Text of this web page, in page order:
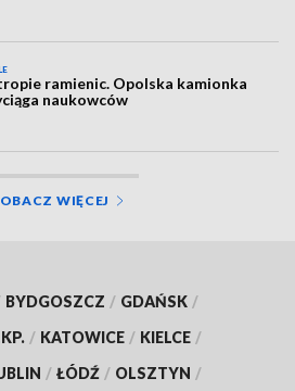
ramienic. Opolska kamionka
naukowców
WIĘCEJ
BYDGOSZCZ / GDAŃSK /
/ KATOWICE / KIELCE /
/ ŁÓDŹ / OLSZTYN /